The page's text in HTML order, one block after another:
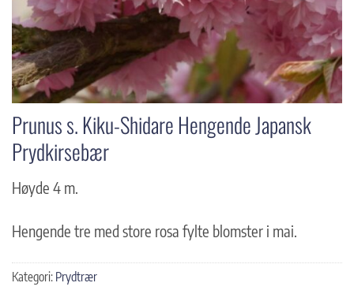
Prunus s. Kiku-Shidare Hengende Japansk
Prydkirsebær
Høyde 4 m.
Hengende tre med store rosa fylte blomster i mai.
Kategori: Prydtrær